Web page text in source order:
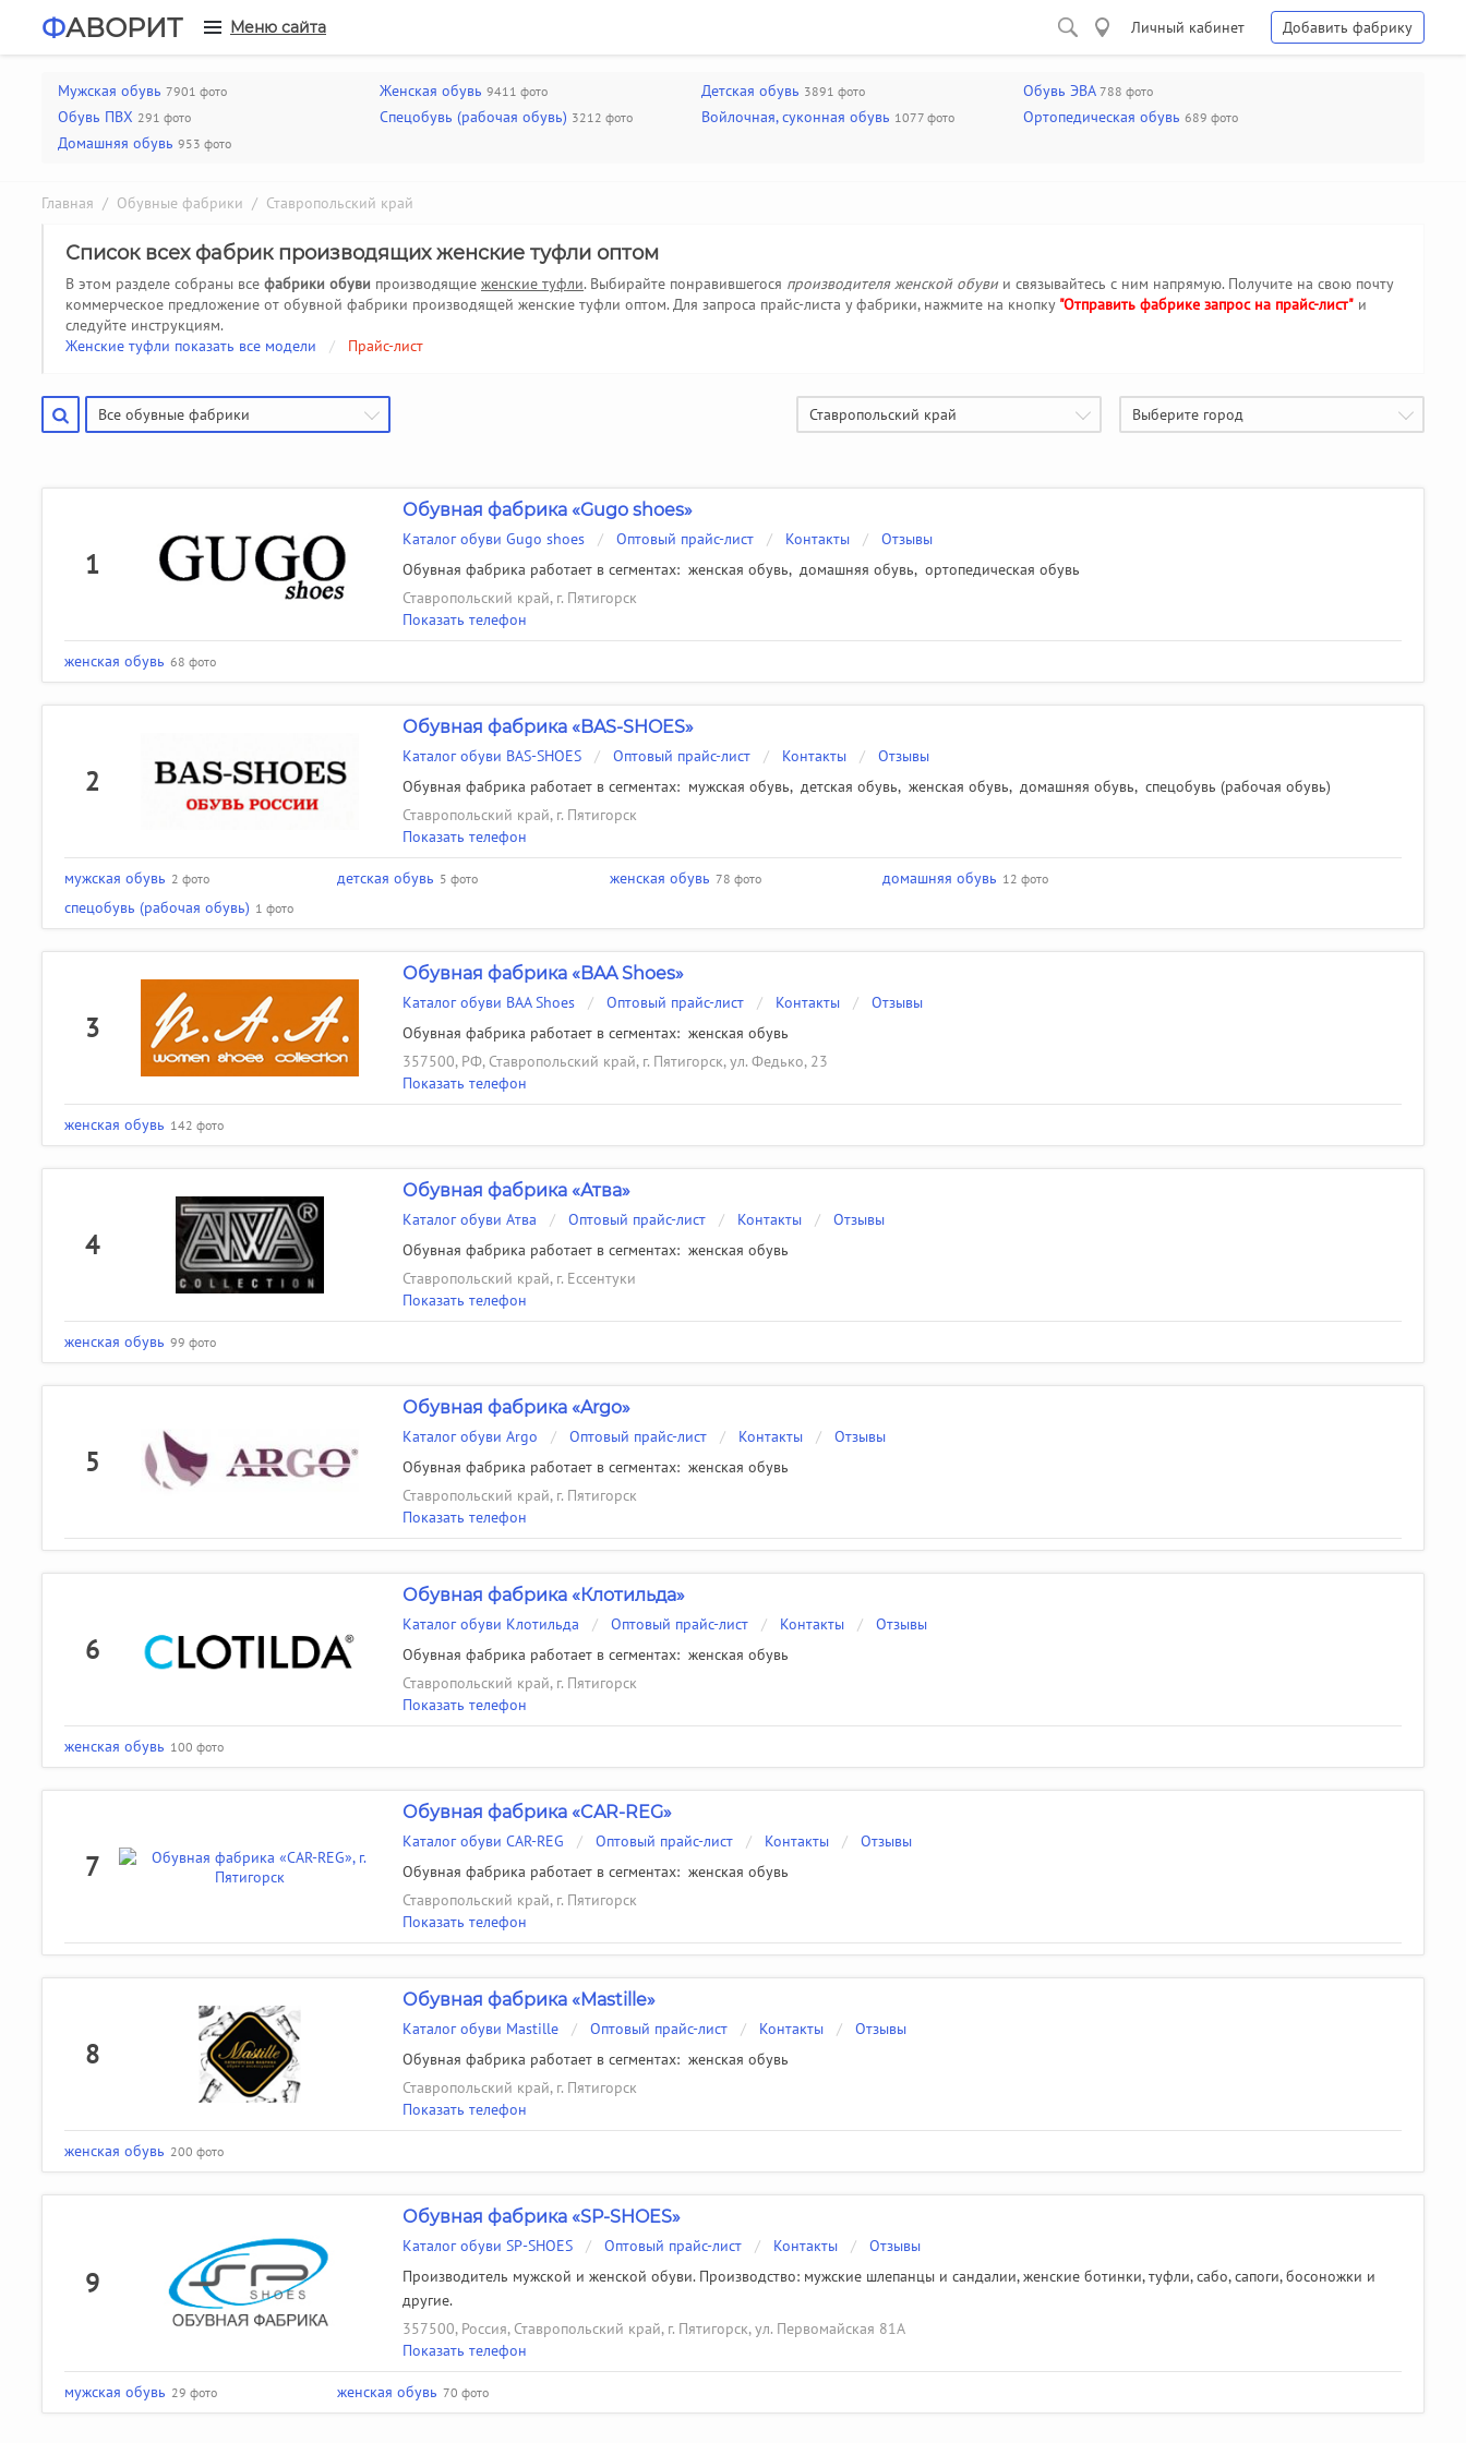
ФАВОРИТ Меню сайта Личный кабинет Добавить фабрику
Мужская обувь 7901 фото Женская обувь 9411 фото Детская обувь 3891 фото Обувь ЭВА 788 фото
Обувь ПВХ 291 фото Спецобувь (рабочая обувь) 3212 фото Войлочная, суконная обувь 1077 фото Ортопедическая обувь 689 фото
Домашняя обувь 953 фото
Главная / Обувные фабрики / Ставропольский край
Список всех фабрик производящих женские туфли оптом
В этом разделе собраны все фабрики обуви производящие женские туфли. Выбирайте понравившегося производителя женской обувии связывайтесь с ним напрямую. Получите на свою почту
коммерческое предложение от обувной фабрики производящей женские туфли оптом. Для запроса прайс-листа у фабрики, нажмите на кнопку "Отправить фабрике запрос на прайс-лист" и
следуйте инструкциям.
Женские туфли показать все модели
/ Прайс-лист
Все обувные фабрики Ставропольский край Выберите город
1
Обувная фабрика «Gugo shoes»
Каталог обуви Gugo shoes / Оптовый прайс-лист / Контакты /
Отзывы
Обувная фабрика работает в сегментах: женская обувь, домашняя обувь, ортопедическая обувь
Ставропольский край, г. Пятигорск
Показать телефон
женская обувь 68 фото
2
Обувная фабрика «BAS-SHOES»
Каталог обуви BAS-SHOES / Оптовый прайс-лист / Контакты /
Отзывы
Обувная фабрика работает в сегментах: мужская обувь, детская обувь, женская обувь, домашняя обувь, спецобувь (рабочая обувь)
Ставропольский край, г. Пятигорск
Показать телефон
мужская обувь 2 фото детская обувь 5 фото женская обувь 78 фото домашняя обувь 12 фото
спецобувь (рабочая обувь) 1 фото
3
Обувная фабрика «BAA Shoes»
Каталог обуви BAA Shoes / Оптовый прайс-лист / Контакты /
Отзывы
Обувная фабрика работает в сегментах: женская обувь
357500, РФ, Ставропольский край, г. Пятигорск, ул. Федько, 23
Показать телефон
женская обувь 142 фото
4
Обувная фабрика «Атва»
Каталог обуви Атва / Оптовый прайс-лист / Контакты /
Отзывы
Обувная фабрика работает в сегментах: женская обувь
Ставропольский край, г. Ессентуки
Показать телефон
женская обувь 99 фото
5
Обувная фабрика «Argo»
Каталог обуви Argo / Оптовый прайс-лист / Контакты /
Отзывы
Обувная фабрика работает в сегментах: женская обувь
Ставропольский край, г. Пятигорск
Показать телефон
6
Обувная фабрика «Клотильда»
Каталог обуви Клотильда / Оптовый прайс-лист / Контакты /
Отзывы
Обувная фабрика работает в сегментах: женская обувь
Ставропольский край, г. Пятигорск
Показать телефон
женская обувь 100 фото
7
Обувная фабрика «CAR-REG»
Каталог обуви CAR-REG / Оптовый прайс-лист / Контакты /
Отзывы
Обувная фабрика работает в сегментах: женская обувь
Ставропольский край, г. Пятигорск
Показать телефон
8
Обувная фабрика «Mastille»
Каталог обуви Mastille / Оптовый прайс-лист / Контакты /
Отзывы
Обувная фабрика работает в сегментах: женская обувь
Ставропольский край, г. Пятигорск
Показать телефон
женская обувь 200 фото
9
Обувная фабрика «SP-SHOES»
Каталог обуви SP-SHOES / Оптовый прайс-лист / Контакты /
Отзывы
Производитель мужской и женской обуви. Производство: мужские шлепанцы и сандалии, женские ботинки, туфли, сабо, сапоги, босоножки и
другие.
357500, Россия, Ставропольский край, г. Пятигорск, ул. Первомайская 81А
Показать телефон
мужская обувь 29 фото женская обувь 70 фото